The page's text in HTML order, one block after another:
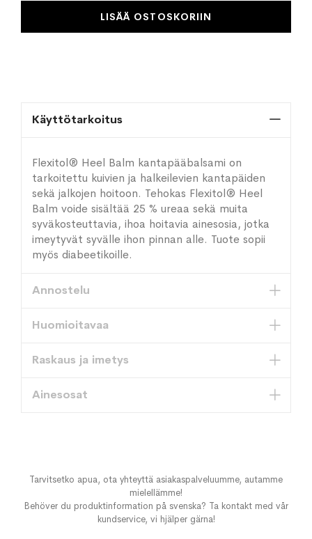
LISÄÄ OSTOSKORIIN
Käyttötarkoitus
Flexitol® Heel Balm kantapääbalsami on
tarkoitettu kuivien ja halkeilevien kantapäiden
sekä jalkojen hoitoon. Tehokas Flexitol® Heel
Balm voide sisältää 25 % ureaa sekä muita
syväkosteuttavia, ihoa hoitavia ainesosia, jotka
imeytyvät syvälle ihon pinnan alle. Tuote sopii
myös diabeetikoille.
Annostelu
Huomioitavaa
Raskaus ja imetys
Ainesosat
Tarvitsetko apua, ota yhteyttä asiakaspalveluumme, autamme
mielellämme!
Behöver du produktinformation på svenska? Ta kontakt med vår
kundservice, vi hjälper gärna!